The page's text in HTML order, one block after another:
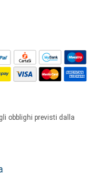
obblighi previsti dalla